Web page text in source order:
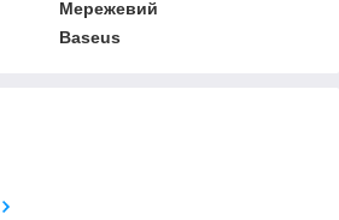
Мережевий
Baseus